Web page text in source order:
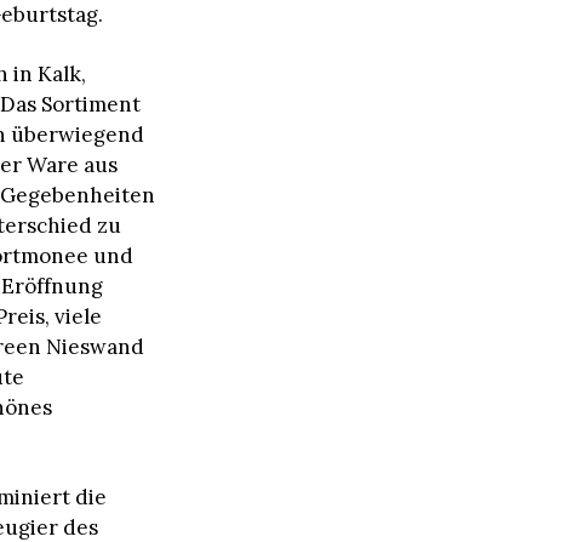
in Kalk,
Sortiment
überwiegend
Ware aus
zu
und
viele
Nieswand
die
des